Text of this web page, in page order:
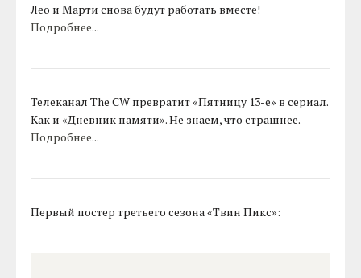
Лео и Марти снова будут работать вместе!
Подробнее...
Телеканал The CW превратит «Пятницу 13-е» в сериал.
Как и «Дневник памяти». Не знаем, что страшнее.
Подробнее...
Первый постер третьего сезона «Твин Пикс»: